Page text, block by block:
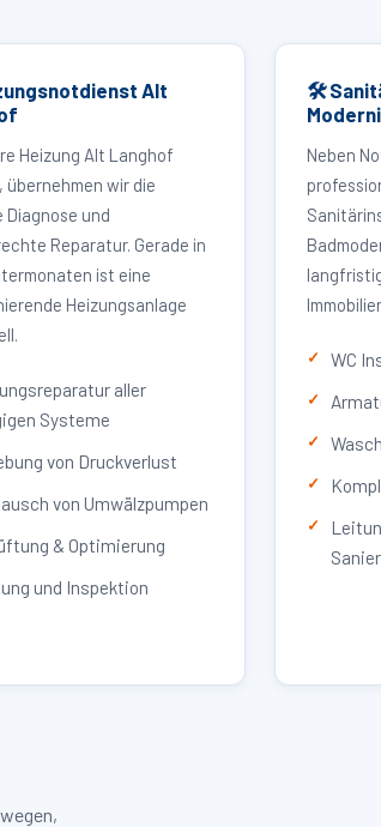
Alt
Heizung Alt Langhof
übernehmen wir die
Diagnose und
Reparatur. Gerade in
ist eine
Heizungsanlage
aller
Systeme
von Druckverlust
von Umwälzpumpen
& Optimierung
und Inspektion
🛠
Neben
WC